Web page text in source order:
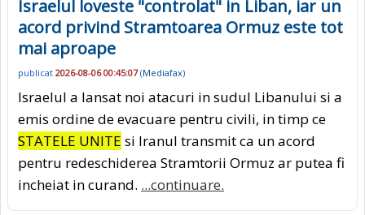
Israelul loveste "controlat" in Liban, iar un
acord privind Stramtoarea Ormuz este tot
mai aproape
publicat 2026-08-06 00:45:07(Mediafax)
Israelul a lansat noi atacuri in sudul Libanului si a
emis ordine de evacuare pentru civili, in timp ce
STATELE UNITE si Iranul transmit ca un acord
pentru redeschiderea Stramtorii Ormuz ar putea fi
incheiat in curand. ...continuare.